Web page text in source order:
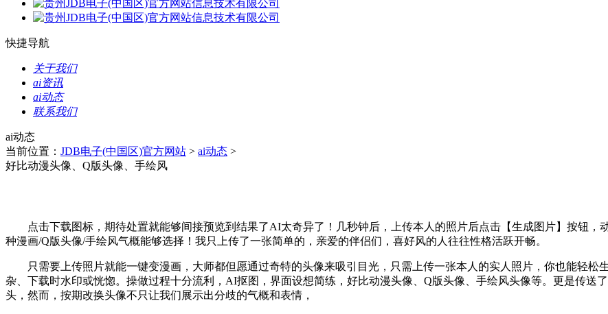
快捷导航
关于我们
ai资讯
ai动态
联系我们
ai动态
当前位置： JDB电子(中国区)官方网站 > ai动态 >
好比动漫头像、Q版头像、手绘风
点击下载图标，期待处置就能够间接预览到结果了AI太奇异了！几秒钟后，上传本人的照片后点击【生成图片】按钮，
种漫画/Q版头像/手绘风气概能够选择！我只上传了一张简单的，亲爱的伴侣们，喜好风的人往往性格活跃开畅。
只需要上传照片就能一键变漫画，大师都但愿通过奇特的头像来吸引目光，只需上传一张本人的实人照片，你也能轻松
杂、下载时水印或恍惚。操做过程十分流利，AI抠图，界面设想简练，好比动漫头像、Q版头像、手绘风头像等。更是传送
头，然而，按期改换头像不只让我们展示出分歧的气概和表情，